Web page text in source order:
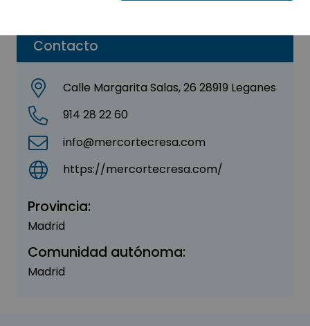
Contacto
Calle Margarita Salas, 26 28919 Leganes
914 28 22 60
info@mercortecresa.com
https://mercortecresa.com/
Provincia:
Madrid
Comunidad autónoma:
Madrid